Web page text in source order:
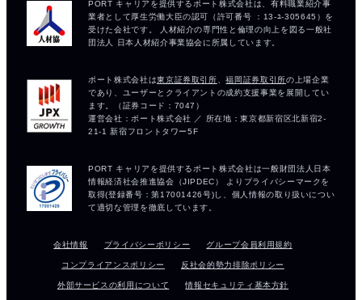
会社情報 プライバシーポリシー グループ会員利用規約
コンプライアンスポリシー 反社会的勢力排除ポリシー
外部サービスの利用について 情報セキュリティ基本方針